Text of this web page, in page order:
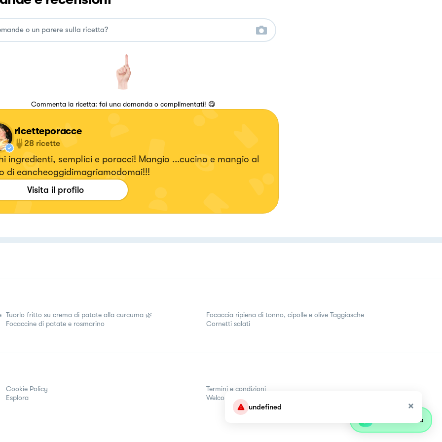
undefined
Commenta la ricetta: fai una domanda o complimentati! 😋
ricetteporacce
28 ricette
ingredienti, semplici e poracci! Mangio ...cucino e mangio al
grido di eancheoggidimagriamodomai!!!
Visita il profilo
Tuorlo fritto su crema di patate alla curcuma 🌿
Focaccine di patate e rosmarino
Focaccia ripiena di tonno, cipolle e olive Taggiasche
Cornetti salati
Cookie Policy
Termini e condizioni
Esplora
Welcome
Parla con olivia